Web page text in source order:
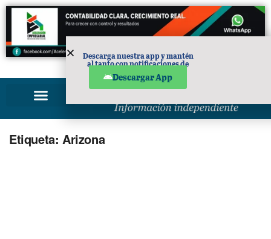
PUBLICIDAD
Etiqueta: Arizona
Descarga nuestra app y mantén
al tanto con notificaciones de
Descargar App